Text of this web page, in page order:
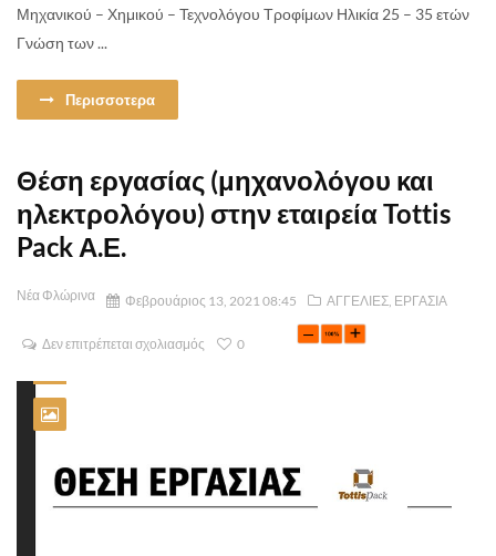
Μηχανικού – Χημικού – Τεχνολόγου Τροφίμων Ηλικία 25 – 35 ετών
Γνώση των ...
Περισσοτερα
Θέση εργασίας (μηχανολόγου και
ηλεκτρολόγου) στην εταιρεία Tottis
Pack Α.Ε.
Νέα Φλώρινα Φεβρουάριος 13, 2021 08:45 ΑΓΓΕΛΙΕΣ ΕΡΓΑΣΙΑ
Δεν επιτρέπεται σχολιασμός 0